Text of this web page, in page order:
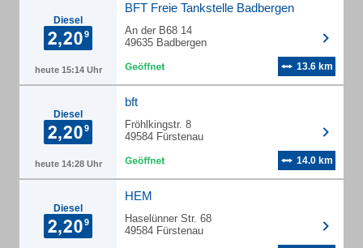
Diesel
heute 15:14 Uhr
BFT Freie Tankstelle Badbergen
An der B68 14
49635 Badbergen
13.6 km
Diesel
heute 14:28 Uhr
bft
Fröhlkingstr. 8
49584 Fürstenau
14.0 km
Diesel
HEM
Haselünner Str. 68
49584 Fürstenau